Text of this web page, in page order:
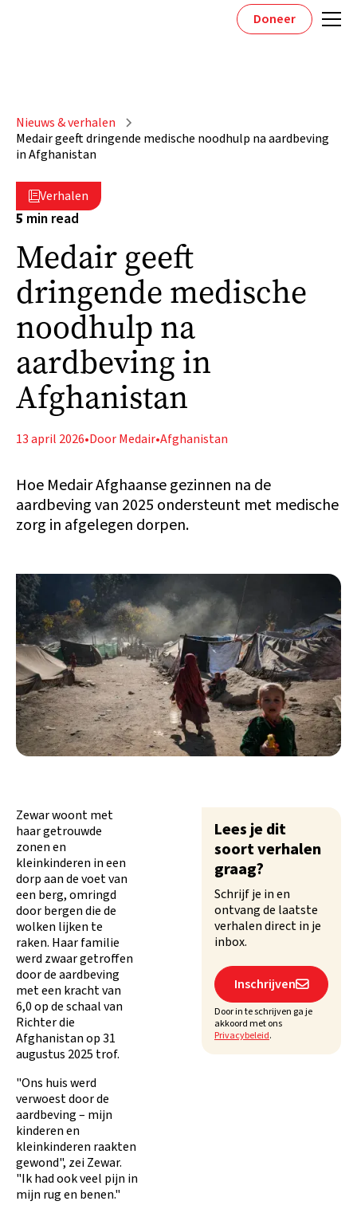
Doneer
Nieuws & verhalen
Medair geeft dringende medische noodhulp na aardbeving
in Afghanistan
Verhalen
5 min read
Medair geeft
dringende medische
noodhulp na
aardbeving in
Afghanistan
13 april 2026•Door Medair•Afghanistan
Hoe Medair Afghaanse gezinnen na de
aardbeving van 2025 ondersteunt met medische
zorg in afgelegen dorpen.
Zewar woont met
haar getrouwde
zonen en
kleinkinderen in een
dorp aan de voet van
een berg, omringd
door bergen die de
wolken lijken te
raken. Haar familie
werd zwaar getroffen
door de aardbeving
met een kracht van
6,0 op de schaal van
Richter die
Afghanistan op 31
augustus 2025 trof.
"Ons huis werd
verwoest door de
aardbeving – mijn
kinderen en
kleinkinderen raakten
gewond", zei Zewar.
"Ik had ook veel pijn in
mijn rug en benen."
Lees je dit
soort verhalen
graag?
Schrijf je in en
ontvang de laatste
verhalen direct in je
inbox.
Inschrijven
Door in te schrijven ga je
akkoord met ons
Privacybeleid.